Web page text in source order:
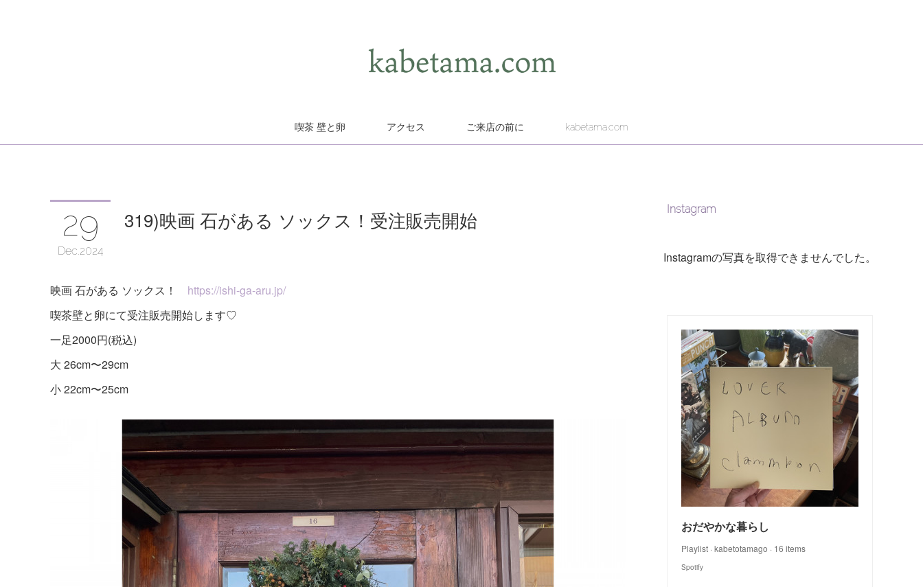
喫茶 壁と卵 アクセス ご来店の前に kabetama.com
29
Dec 2024
319)映画 石がある ソックス！受注販売開始
映画 石がある ソックス！ https://ishi-ga-aru.jp/
喫茶壁と卵にて受注販売開始します♡
一足2000円(税込)
大 26cm〜29cm
小 22cm〜25cm
Instagram
Instagramの写真を取得できませんでした。
おだやかな暮らし
Playlist · kabetotamago · 16 items
Spotify